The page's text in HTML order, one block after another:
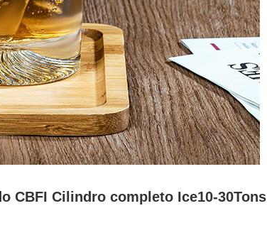
CBFI Cilindro completo Ice10-30Tons